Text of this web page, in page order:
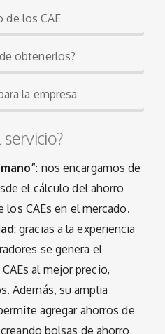
de los CAE
obtenerlos?
la empresa
servicio?
: nos encargamos de
el cálculo del ahorro
los CAEs en el mercado.
: gracias a la experiencia
se genera el
al mejor precio,
Además, su amplia
agregar ahorros de
bolsas de ahorro